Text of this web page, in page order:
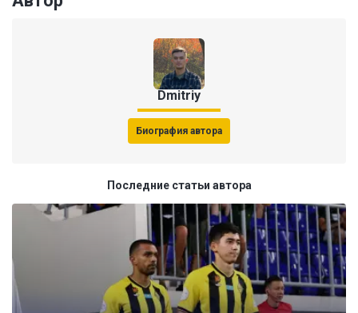
Dmitriy
Биография автора
Последние статьи автора